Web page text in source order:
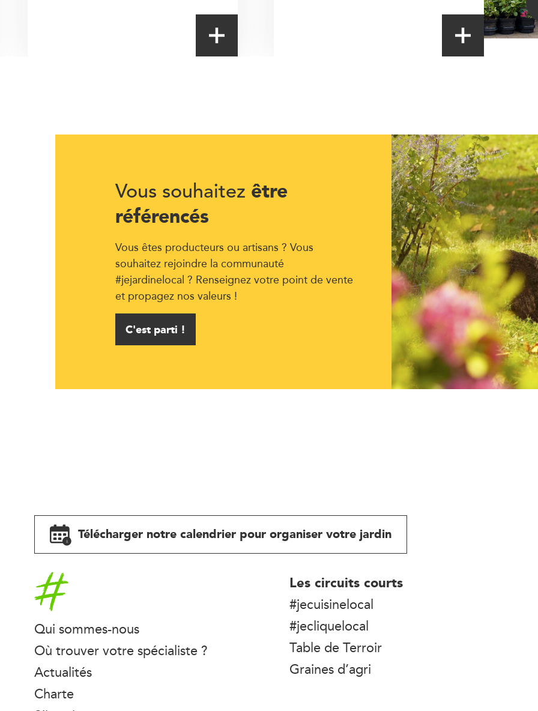
Vous souhaitez être
référencés
Vous êtes producteurs ou artisans ? Vous
souhaitez rejoindre la communauté
#jejardinelocal ? Renseignez votre point de vente
et propagez nos valeurs !
C'est parti !
Télécharger notre calendrier pour organiser votre jardin
Accueil
Qui sommes-nous
Où trouver votre spécialiste ?
Actualités
Charte
Les circuits courts
#jecuisinelocal
#jecliquelocal
Table de Terroir
Graines d’agri